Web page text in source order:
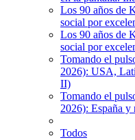
Los 90 años de
social por
Los 90 años de
social por
Tomando el
2026): USA,
II)
Tomando el
2026): España y
Todos